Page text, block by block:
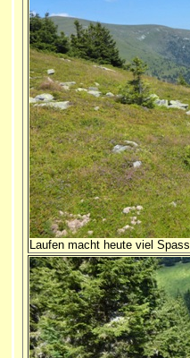
Laufen macht heute viel Spass